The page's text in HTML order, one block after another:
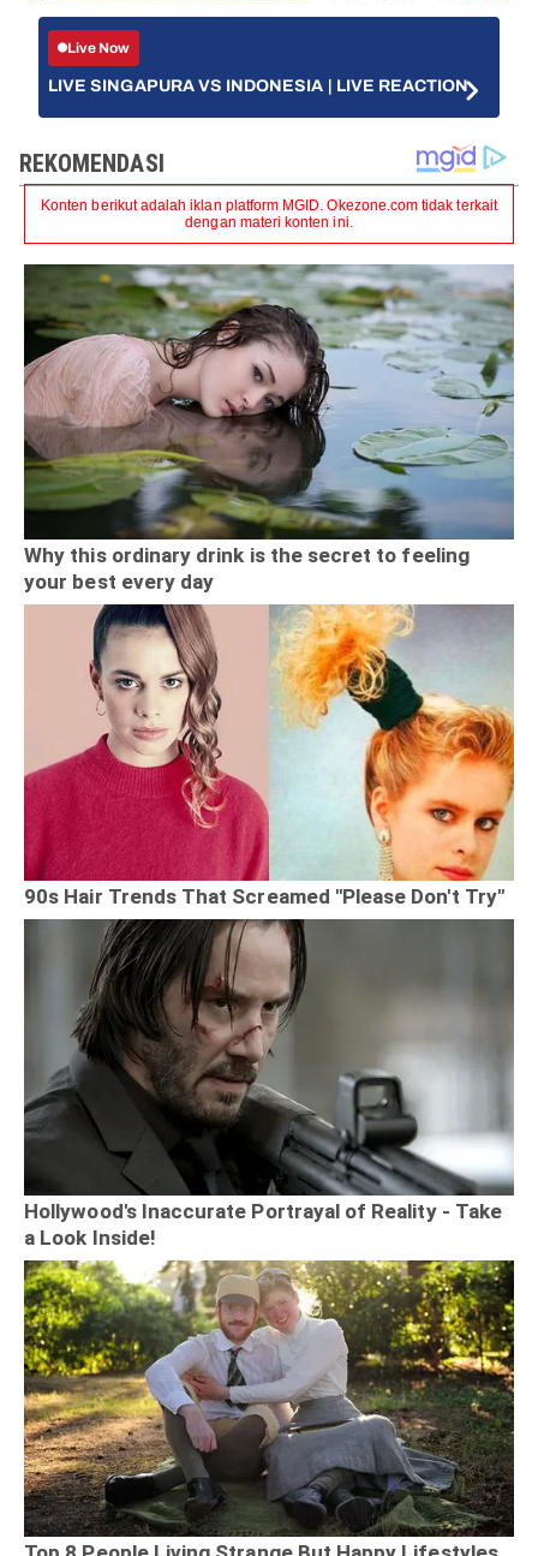
Live Now
LIVE SINGAPURA VS INDONESIA | LIVE REACTION